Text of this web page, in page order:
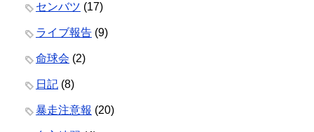
センバツ (17)
ライブ報告 (9)
命球会 (2)
日記 (8)
暴走注意報 (20)